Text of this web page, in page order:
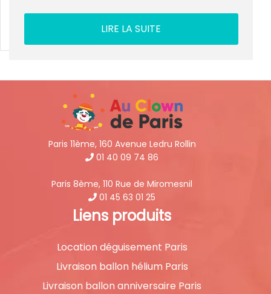
LIRE LA SUITE
Paris 11ème, 160 Avenue Ledru Rollin
01 40 09 74 86
Paris 8ème, 110 Rue de Miromesnil
01 45 63 01 25
Liens produits
Location déguisement Paris
Livraison ballon hélium Paris
Livraison ballon anniversaire Paris